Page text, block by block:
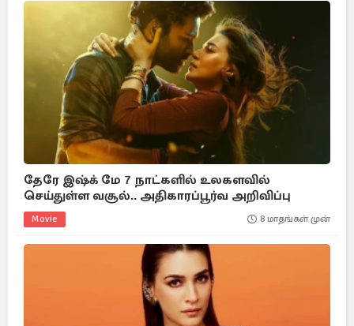
தேரே இஷ்க் மே 7 நாட்களில் உலகளவில்
செய்துள்ள வசூல்.. அதிகாரப்பூர்வ அறிவிப்பு
Movie 8 மாதங்கள் முன்